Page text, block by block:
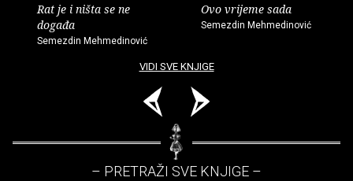
Rat je i ništa se ne
događa
Semezdin Mehmedinović
Ovo vrijeme sada
Semezdin Mehmedinović
VIDI SVE KNJIGE
– PRETRAŽI SVE KNJIGE –